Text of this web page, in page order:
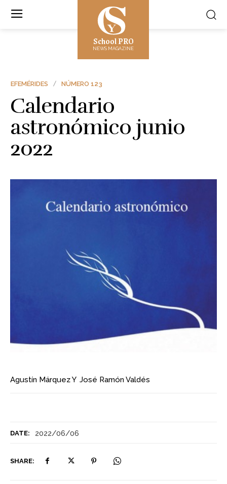
School PRO
NEWS MAGAZINE
DATE: 2022/06/06
SHARE:
EFEMÉRIDES NÚMERO 123
Calendario
astronómico junio
2022
Agustín MárquezY José Ramón Valdés